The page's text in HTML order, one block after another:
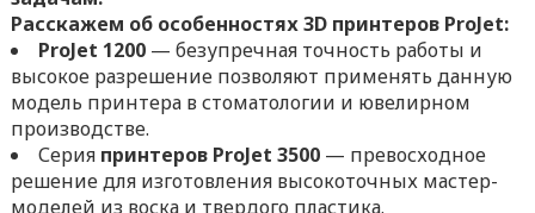
Расскажем об особенностях 3D принтеров ProJet:
ProJet 1200— безупречная точность работы и
высокое разрешение позволяют применять данную
модель принтера в стоматологии и ювелирном
производстве.
Серия принтеров ProJet 3500— превосходное
решение для изготовления высокоточных мастер-
моделей из воска и твердого пластика.